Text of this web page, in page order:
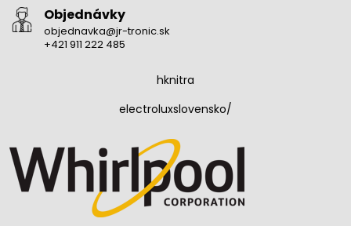
Objednávky
objednavka@jr-tronic.sk
+421 911 222 485
hknitra
electroluxslovensko/